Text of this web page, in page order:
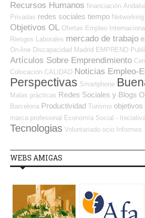
Recursos Humanos financiación
Privadas redes sociales tiempo Networking
Objetivos OL Ofertas Empleo Internacional
Riesgos Laborales mercado de trabajo
On-line Discapacidad Madrid EMPREND
Artículos Sobre Emprendimiento
Colocación CALIDAD Noticias Empleo-
Perspectivas Smartphone
Malas prácticas Redes Sociales y Blogs
Barcelona Productividad Turismo objetivos
marca profesional Economía Social -
Tecnologias Voluntariado ocio Informes
WEBS AMIGAS